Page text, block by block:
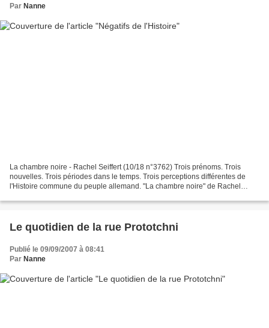
Par Nanne
La chambre noire - Rachel Seiffert (10/18 n°3762) Trois prénoms. Trois
nouvelles. Trois périodes dans le temps. Trois perceptions différentes de
l'Histoire commune du peuple allemand. "La chambre noire" de Rachel
Le quotidien de la rue Prototchni
Publié le 09/09/2007 à 08:41
Par Nanne